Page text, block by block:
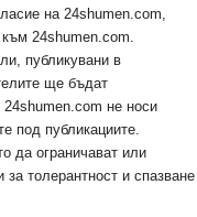
на 24shumen.com,
към 24shumen.com.
публикувани в
ще бъдат
24shumen.com не носи
под публикациите.
да ограничават или
толерантност и спазване